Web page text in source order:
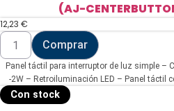
(AJ-
12,23 €
AJ-
CENTERBUTTON-
1G2W-
OYS
Ajax
Smart
Home
Comprar
Panel táctil para interruptor de luz simple –
-2W – Retroiluminación LED – Panel táctil
Con stock